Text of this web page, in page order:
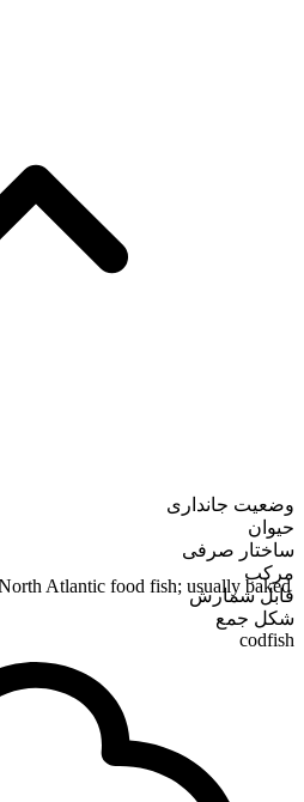
وضعیت جانداری
حیوان
ساختار صرفی
مرکب
قابل شمارش
شکل جمع
codfish
Atlantic food fish; usually baked